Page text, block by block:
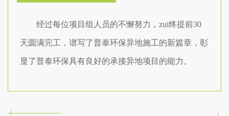
经过每位项目组人员的不懈努力，zui终提前30
天圆满完工，谱写了普泰环保异地施工的新篇章，彰
显了普泰环保具有良好的承接异地项目的能力。